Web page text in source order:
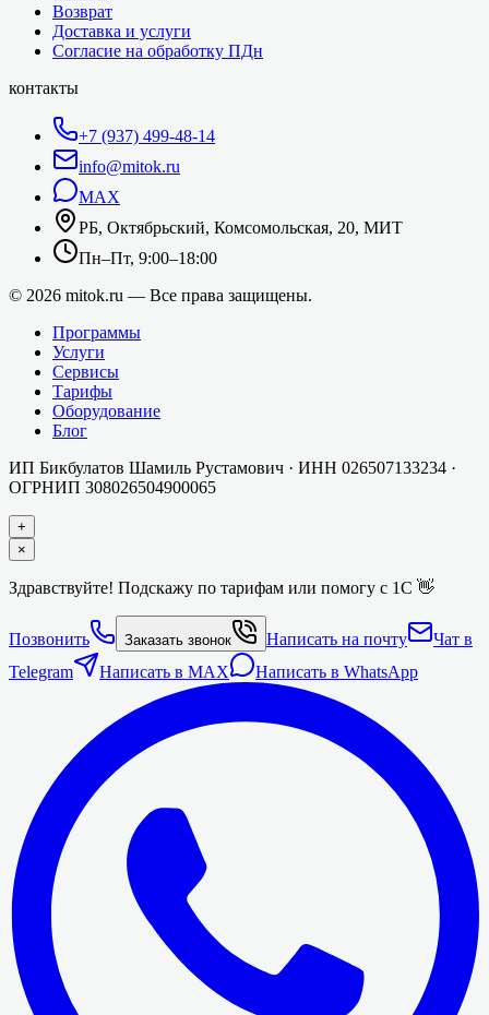
Возврат
Доставка и услуги
Согласие на обработку ПДн
контакты
+7 (937) 499-48-14
info@mitok.ru
MAX
РБ, Октябрьский, Комсомольская, 20, МИТ
Пн–Пт, 9:00–18:00
© 2026 mitok.ru — Все права защищены.
Программы
Услуги
Сервисы
Тарифы
Оборудование
Блог
ИП Бикбулатов Шамиль Рустамович · ИНН 026507133234 ·
ОГРНИП 308026504900065
+
×
Здравствуйте! Подскажу по тарифам или помогу с 1С 👋
Позвонить Заказать звонок Написать на почту
Чат в
Telegram
Написать в MAX Написать в WhatsApp